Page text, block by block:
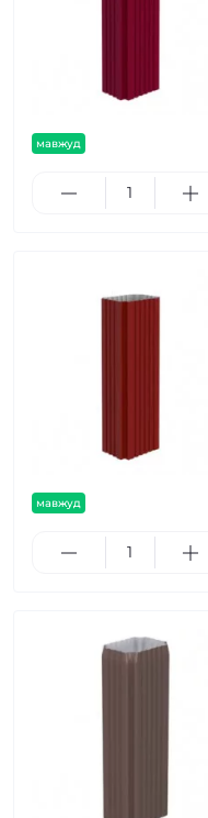
мавжуд
мавжуд